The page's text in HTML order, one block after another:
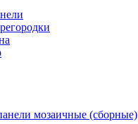
мозаичные (сборные)